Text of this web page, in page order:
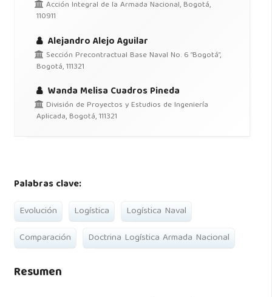
Acción Integral de la Armada Nacional, Bogotá,
110911
Alejandro Alejo Aguilar
Sección Precontractual Base Naval No. 6 “Bogotá”,
Bogotá, 111321
Wanda Melisa Cuadros Pineda
División de Proyectos y Estudios de Ingeniería
Aplicada, Bogotá, 111321
Palabras clave:
Evolución Logística
Logística Naval
Comparación
Doctrina Logística Armada Nacional
Resumen